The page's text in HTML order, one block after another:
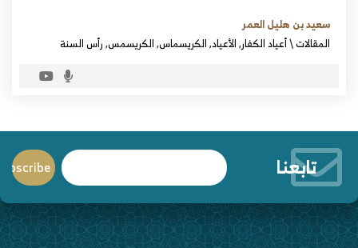
سعيد بن هليل العمر
المقالات\أعياد الكفار,الأعياد,الكريسماس,الكريسمس,رأس السنة
تابعنا